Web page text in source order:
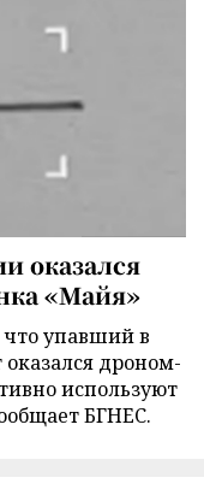
оказался
«Майя»
упавший в
дроном-
используют
БГНЕС.